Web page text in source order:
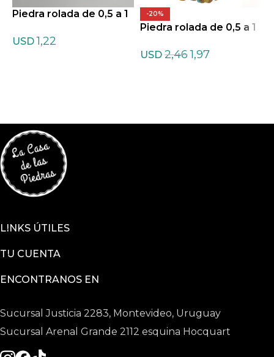
Piedra rolada de 0,5 a 1
tas
USD 1,22
-20%
Piedra rolada de 0,5 a 1
a
USD 2,461,97
LINKS ÚTILES
TU CUENTA
ENCONTRANOS EN
Sucursal Justicia 2283, Montevideo, Uruguay
Sucursal Arenal Grande 2112 esquina Hocquart